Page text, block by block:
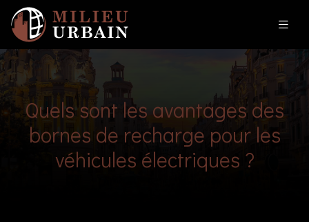
Quels sont les avantages des
bornes de recharge pour les
véhicules électriques ?